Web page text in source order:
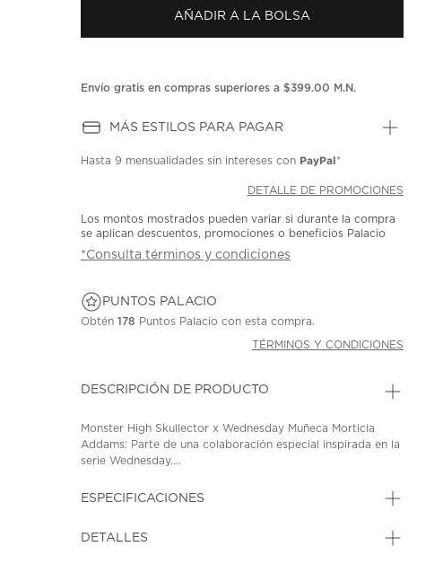
en
la
AÑADIR A LA BOLSA
Envío gratis en compras superiores a $399.00 M.N.
MÁS ESTILOS PARA PAGAR
Hasta9 mensualidades sin intereses con PayPal*
DETALLE DE PROMOCIONES
Los montos mostrados pueden variar si durante la compra
se aplican descuentos, promociones o beneficios Palacio
*Consulta términos y condiciones
PUNTOS PALACIO
Obtén178 Puntos Palacio con esta compra.
TÉRMINOS Y CONDICIONES
DESCRIPCIÓN DE PRODUCTO
Monster High Skullector x Wednesday Muñeca Morticia
Addams: Parte de una colaboración especial inspirada en la
serie Wednesday....
ESPECIFICACIONES
DETALLES